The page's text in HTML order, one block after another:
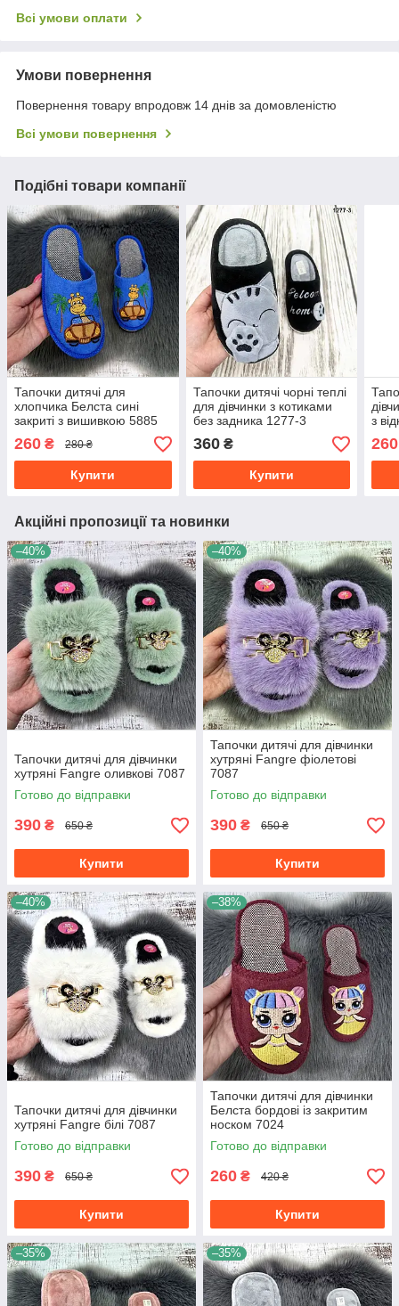
Всі умови оплати
Умови повернення
Повернення товару впродовж 14 днів за домовленістю
Всі умови повернення
Подібні товари компанії
Тапочки дитячі для
хлопчика Белста сині
закриті з вишивкою 5885
260 ₴ 280 ₴
Купити
Тапочки дитячі чорні теплі
для дівчинки з котиками
без задника 1277-3
360₴
Купити
з
260
Акційні пропозиції та новинки
–40%
Тапочки дитячі для дівчинки
хутряні Fangre оливкові 7087
Готово до відправки
390 ₴ 650 ₴
Купити
–40%
Тапочки дитячі для дівчинки
хутряні Fangre фіолетові
7087
Готово до відправки
390 ₴ 650 ₴
Купити
–40%
Тапочки дитячі для дівчинки
хутряні Fangre білі 7087
Готово до відправки
390 ₴ 650 ₴
Купити
–38%
Тапочки дитячі для дівчинки
Белста бордові із закритим
носком 7024
Готово до відправки
260 ₴ 420 ₴
Купити
–35% –35%